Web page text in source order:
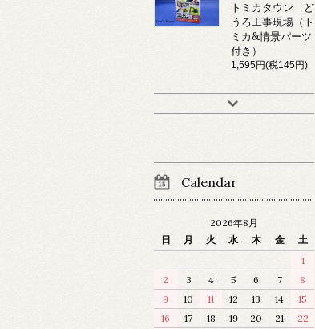
トミカタウン ど
うろ工事現場（ト
ミカ&情景パーツ
付き）
1,595円(税145円)
Calendar
2026年8月
日
月 火 水 木 金
土
1
2
3 4 5 6 7
8
9
10 11 12 13 14
15
16
17 18 19 20 21 22